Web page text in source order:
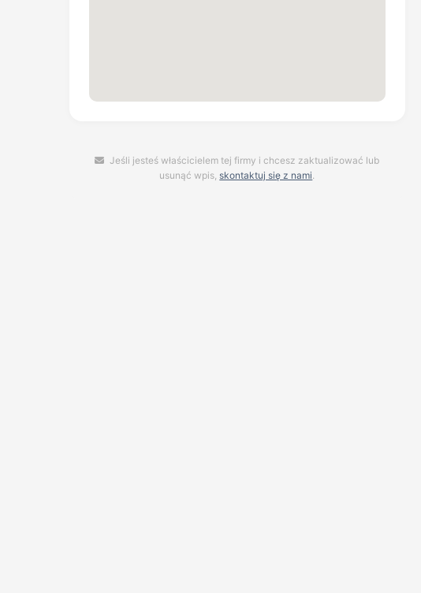
Jeśli jesteś właścicielem tej firmy i chcesz zaktualizować lub
usunąć wpis, skontaktuj się z nami.